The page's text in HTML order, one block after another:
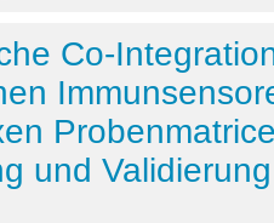
Co-
und